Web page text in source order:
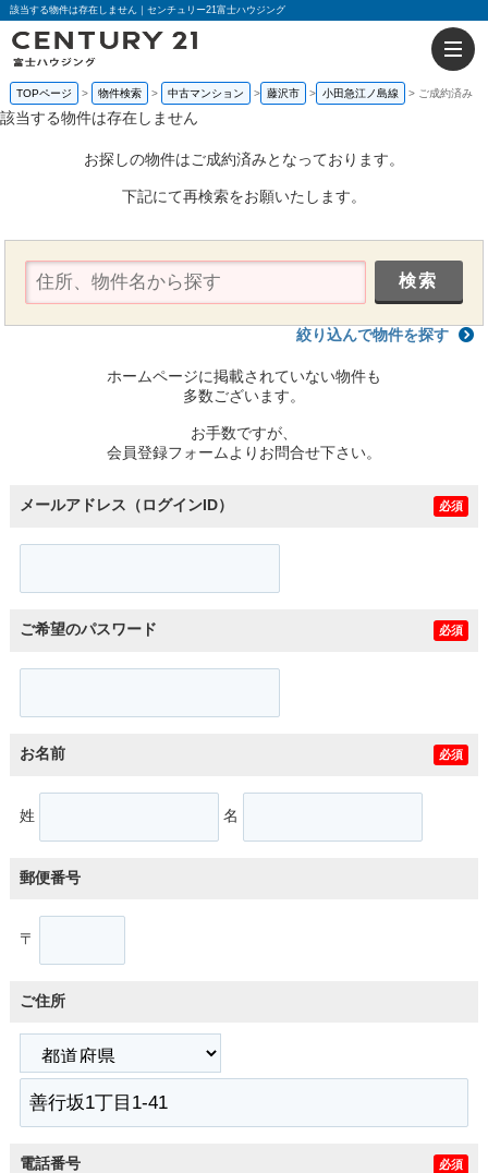
該当する物件は存在しません｜センチュリー21富士ハウジング
TOPページ 物件検索 中古マンション 藤沢市 小田急江ノ島線 ご成約済み
該当する物件は存在しません
お探しの物件はご成約済みとなっております。
下記にて再検索をお願いたします。
絞り込んで物件を探す
ホームページに掲載されていない物件も
多数ございます。
お手数ですが、
会員登録フォームよりお問合せ下さい。
メールアドレス（ログインID） 必須
ご希望のパスワード 必須
お名前 必須
姓 名
郵便番号
〒
ご住所
電話番号 必須